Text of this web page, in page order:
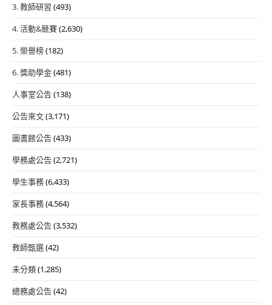
3. 教師研習 (493)
4. 活動&競賽(2,630)
5. 榮譽榜(182)
6. 獎助學金(481)
人事室公告(138)
公告來文(3,171)
圖書館公告(433)
學務處公告(2,721)
學生事務(6,433)
家長事務(4,564)
教務處公告(3,532)
教師甄選(42)
未分類(1,285)
總務處公告(42)